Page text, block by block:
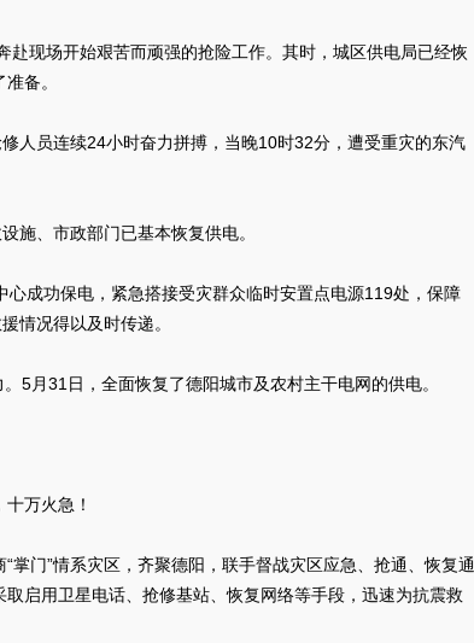
现场开始艰苦而顽强的抢险工作。其时，城区供电局已经恢
备。
员连续24小时奋力拼搏，当晚10时32分，遭受重灾的东汽
、市政部门已基本恢复供电。
成功保电，紧急搭接受灾群众临时安置点电源119处，保障
情况得以及时传递。
月31日，全面恢复了德阳城市及农村主干电网的供电。
万火急！
门”情系灾区，齐聚德阳，联手督战灾区应急、抢通、恢复通
启用卫星电话、抢修基站、恢复网络等手段，迅速为抗震救